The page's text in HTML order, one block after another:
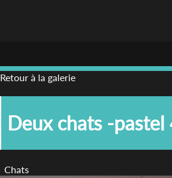
Retour à la galerie
Deux chats -
Chats